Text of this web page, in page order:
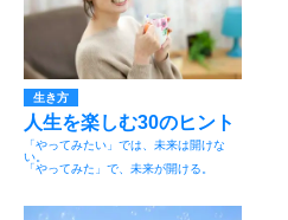
生き方
人生を楽しむ30のヒント
「やってみたい」では、未来は開けな
い。
「やってみた」で、未来が開ける。